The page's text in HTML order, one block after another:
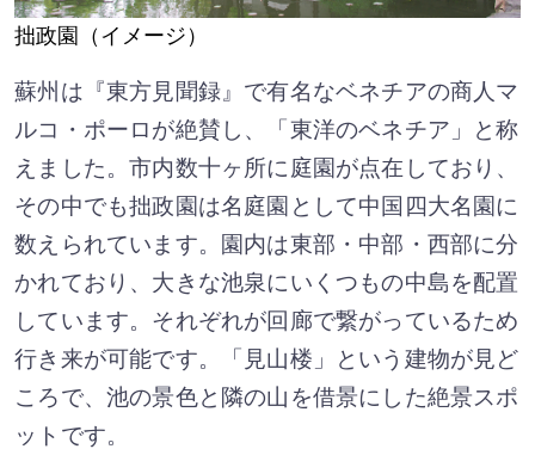
拙政園（イメージ）
蘇州は『東方見聞録』で有名なベネチアの商人マ
ルコ・ポーロが絶賛し、「東洋のベネチア」と称
えました。市内数十ヶ所に庭園が点在しており、
その中でも拙政園は名庭園として中国四大名園に
数えられています。園内は東部・中部・西部に分
かれており、大きな池泉にいくつもの中島を配置
しています。それぞれが回廊で繋がっているため
行き来が可能です。「見山楼」という建物が見ど
ころで、池の景色と隣の山を借景にした絶景スポ
ットです。